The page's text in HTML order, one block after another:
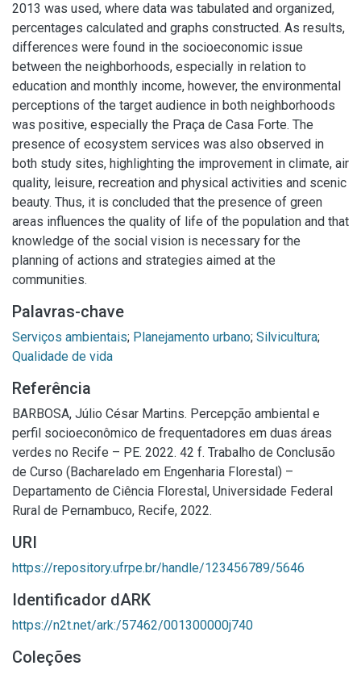
2013 was used, where data was tabulated and organized,
percentages calculated and graphs constructed. As results,
differences were found in the socioeconomic issue
between the neighborhoods, especially in relation to
education and monthly income, however, the environmental
perceptions of the target audience in both neighborhoods
was positive, especially the Praça de Casa Forte. The
presence of ecosystem services was also observed in
both study sites, highlighting the improvement in climate, air
quality, leisure, recreation and physical activities and scenic
beauty. Thus, it is concluded that the presence of green
areas influences the quality of life of the population and that
knowledge of the social vision is necessary for the
planning of actions and strategies aimed at the
communities.
Palavras-chave
Serviços ambientais; Planejamento urbano; Silvicultura;
Qualidade de vida
Referência
BARBOSA, Júlio César Martins. Percepção ambiental e
perfil socioeconômico de frequentadores em duas áreas
verdes no Recife – PE. 2022. 42 f. Trabalho de Conclusão
de Curso (Bacharelado em Engenharia Florestal) –
Departamento de Ciência Florestal, Universidade Federal
Rural de Pernambuco, Recife, 2022.
URI
https://repository.ufrpe.br/handle/123456789/5646
Identificador dARK
https://n2t.net/ark:/57462/001300000j740
Coleções